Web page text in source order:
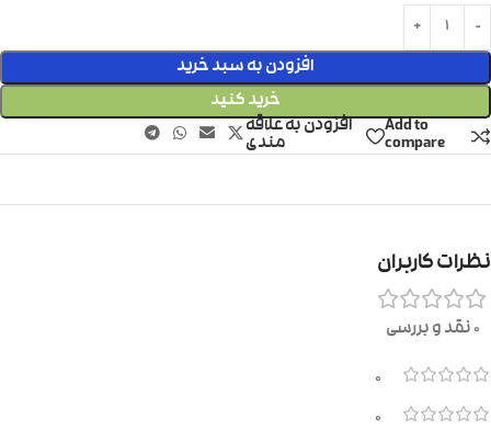
افزودن به سبد خرید
خرید کنید
Add to
compare
افزودن به علاقه
مندی
نظرات کاربران
0 نقد و بررسی
0
0